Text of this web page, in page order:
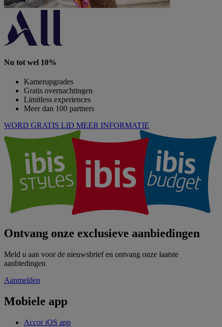
Nu tot wel 10%
Kamerupgrades
Gratis overnachtingen
Limitless experiences
Meer dan 100 partners
WORD GRATIS LID MEER INFORMATIE
Ontvang onze exclusieve aanbiedingen
Meld u aan voor de nieuwsbrief en ontvang onze laatste
aanbiedingen
Aanmelden
Mobiele app
Accor iOS app